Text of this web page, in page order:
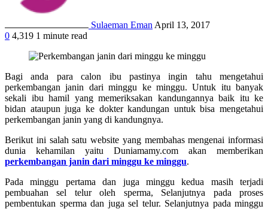
Sulaeman Eman April 13, 2017
0 4,319 1 minute read
Bagi anda para calon ibu pastinya ingin tahu mengetahui
perkembangan janin dari minggu ke minggu. Untuk itu banyak
sekali ibu hamil yang memeriksakan kandungannya baik itu ke
bidan ataupun juga ke dokter kandungan untuk bisa mengetahui
perkembangan janin yang di kandungnya.
Berikut ini salah satu website yang membahas mengenai informasi
dunia kehamilan yaitu Duniamamy.com akan memberikan
perkembangan janin dari minggu ke minggu.
Pada minggu pertama dan juga minggu kedua masih terjadi
pembuahan sel telur oleh sperma, Selanjutnya pada proses
pembentukan sperma dan juga sel telur. Selanjutnya pada minggu